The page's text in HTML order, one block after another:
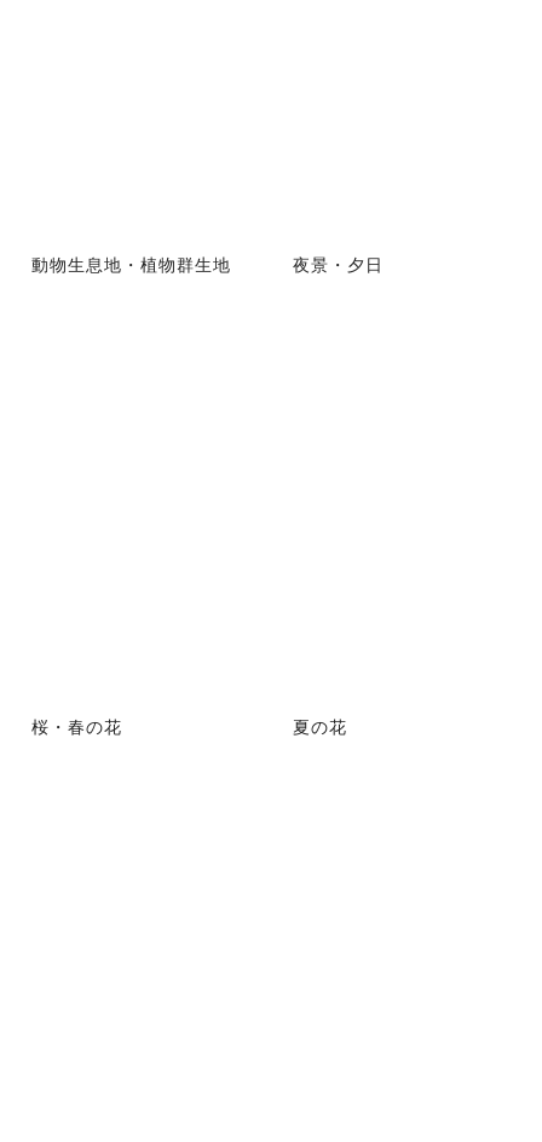
動物生息地・植物群生地 夜景・夕日
桜・春の花 夏の花